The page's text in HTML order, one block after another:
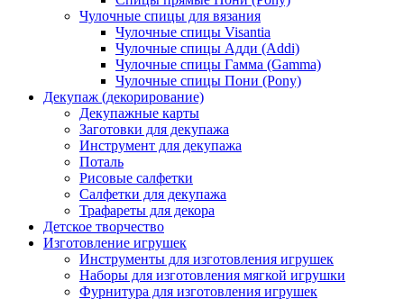
Чулочные спицы для вязания
Чулочные спицы Visantia
Чулочные спицы Адди (Addi)
Чулочные спицы Гамма (Gamma)
Чулочные спицы Пони (Pony)
Декупаж (декорирование)
Декупажные карты
Заготовки для декупажа
Инструмент для декупажа
Поталь
Рисовые салфетки
Салфетки для декупажа
Трафареты для декора
Детское творчество
Изготовление игрушек
Инструменты для изготовления игрушек
Наборы для изготовления мягкой игрушки
Фурнитура для изготовления игрушек